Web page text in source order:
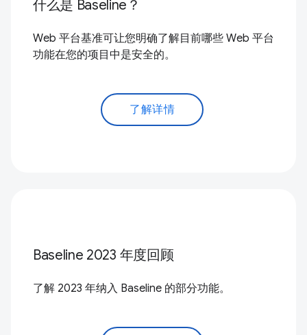
什么是 Baseline？
Web 平台基准可让您明确了解目前哪些 Web 平台
功能在您的项目中是安全的。
了解详情
Baseline 2023 年度回顾
了解 2023 年纳入 Baseline 的部分功能。